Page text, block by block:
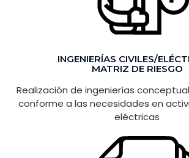
INGENIERÍAS CIVILES/
MATRIZ DE RIESGO
Realización de ingenierías
conforme a las necesidades en
eléctricas